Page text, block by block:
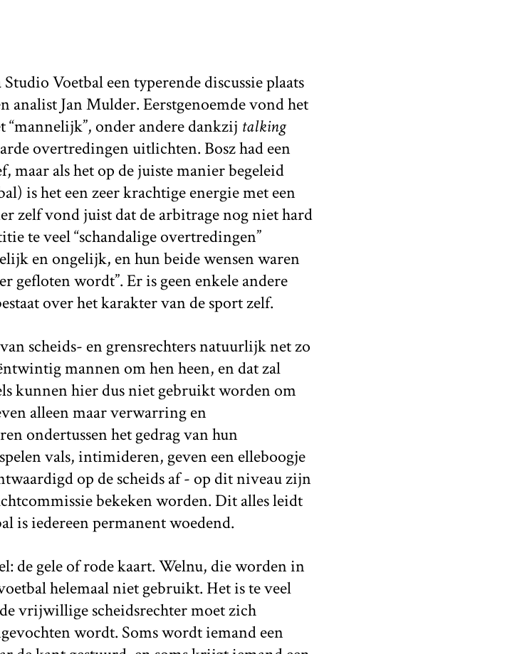
Voetbal een typerende discussie plaats
analist Jan Mulder. Eerstgenoemde vond het
“mannelijk”, onder andere dankzij talking
overtredingen uitlichten. Bosz had een
maar als het op de juiste manier begeleid
is het een zeer krachtige energie met een
zelf vond juist dat de arbitrage nog niet hard
te veel “schandalige overtredingen”
en ongelijk, en hun beide wensen waren
gefloten wordt”. Er is geen enkele andere
over het karakter van de sport zelf.
scheids- en grensrechters natuurlijk net zo
mannen om hen heen, en dat zal
kunnen hier dus niet gebruikt worden om
alleen maar verwarring en
ondertussen het gedrag van hun
vals, intimideren, geven een elleboogje
op de scheids af - op dit niveau zijn
bekeken worden. Dit alles leidt
is iedereen permanent woedend.
de gele of rode kaart. Welnu, die worden in
helemaal niet gebruikt. Het is te veel
vrijwillige scheidsrechter moet zich
wordt. Soms wordt iemand een